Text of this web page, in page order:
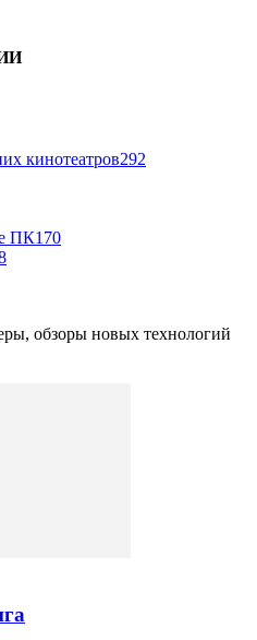
кинотеатров292
ПК170
обзоры новых технологий